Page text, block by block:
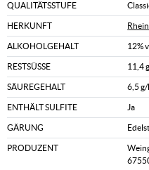
QUALITÄTSSTUFE
HERKUNFT
ALKOHOLGEHALT 12%
RESTSÜSSE 11,4
SÄUREGEHALT 6,5 g/l
ENTHÄLT SULFITE Ja
GÄRUNG
PRODUZENT